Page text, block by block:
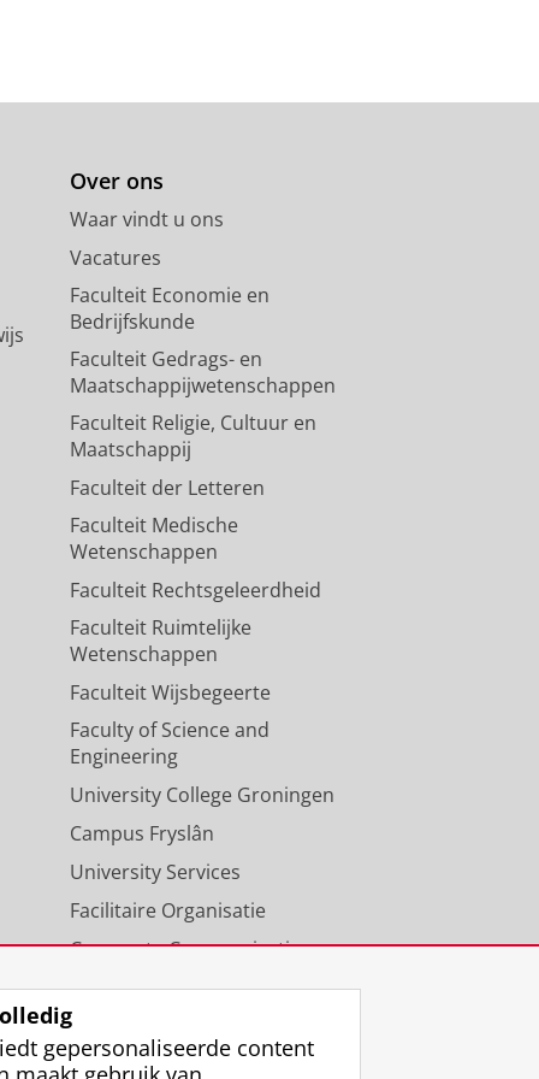
Over ons
Waar vindt u ons
Vacatures
Faculteit Economie en
Bedrijfskunde
Faculteit Gedrags- en
Maatschappijwetenschappen
Faculteit Religie, Cultuur en
Maatschappij
Faculteit der Letteren
Faculteit Medische
Wetenschappen
Faculteit Rechtsgeleerdheid
Faculteit Ruimtelijke
Wetenschappen
Faculteit Wijsbegeerte
Faculty of Science and
Engineering
University College Groningen
Campus Fryslân
University Services
Facilitaire Organisatie
Corporate Communicatie
Agenda
gepersonaliseerde content